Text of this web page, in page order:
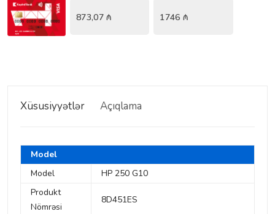
873,07₼ 1746 ₼
Xüsusiyyətlər Açıqlama
Model
Model
HP 250 G10
Produkt
Nömrəsi
8D451ES